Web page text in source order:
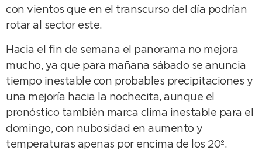
con vientos que en el transcurso del día podrían
rotar al sector este.
Hacia el fin de semana el panorama no mejora
mucho, ya que para mañana sábado se anuncia
tiempo inestable con probables precipitaciones y
una mejoría hacia la nochecita, aunque el
pronóstico también marca clima inestable para el
domingo, con nubosidad en aumento y
temperaturas apenas por encima de los 20º.